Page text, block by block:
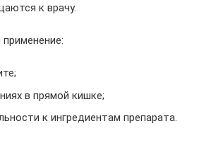
к врачу.
в прямой кишке;
к ингредиентам препарата.